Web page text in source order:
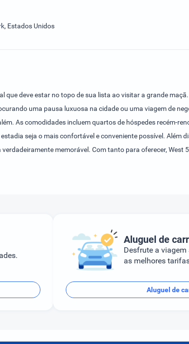
Estados Unidos
que deve estar no topo de sua lista ao visitar a grande
uma pausa luxuosa na cidade ou uma viagem de
As comodidades incluem quartos de hóspedes recém-
seja o mais confortável e conveniente possível. Além
memorável. Com tanto para oferecer, West
Aluguel de
Desfrute a
as melhores
Aluguel de